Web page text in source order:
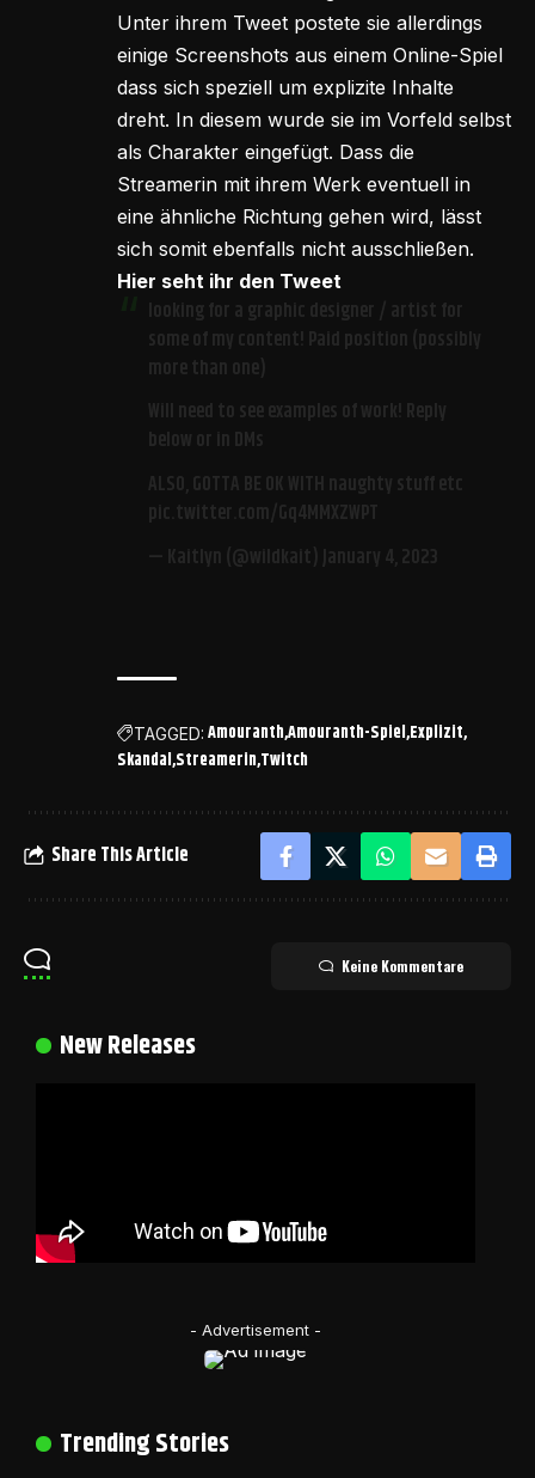
Unter ihrem Tweet postete sie allerdings
einige Screenshots aus einem Online-Spiel
dass sich speziell um explizite Inhalte
dreht. In diesem wurde sie im Vorfeld selbst
als Charakter eingefügt. Dass die
Streamerin mit ihrem Werk eventuell in
eine ähnliche Richtung gehen wird, lässt
sich somit ebenfalls nicht ausschließen.
Hier seht ihr den Tweet
TAGGED: AmouranthAmouranth-Spiel Explizit
Skandal Streamerin Twitch
Share This Article
Keine Kommentare
New Releases
- Advertisement -
Trending Stories